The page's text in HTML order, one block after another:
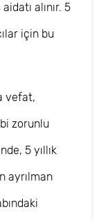
alınır. 5
için bu
vefat,
zorunlu
5 yıllık
ayrılman